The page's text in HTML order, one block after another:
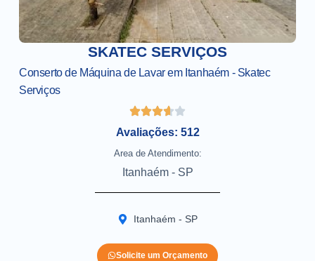
SKATEC SERVIÇOS
Conserto de Máquina de Lavar em Itanhaém - Skatec
Serviços
Avaliações: 512
Area de Atendimento:
Itanhaém - SP
Itanhaém - SP
Solicite um Orçamento